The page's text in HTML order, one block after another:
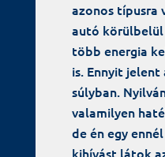
azonos
autó körülbelül
több energia
is. Ennyit
súlyban.
valamilyen
de én egy
kihívást látok